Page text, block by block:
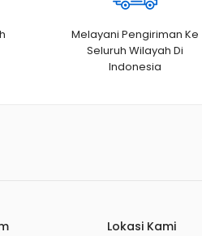
Melayani Pengiriman Ke
Seluruh Wilayah Di
Indonesia
Lokasi Kami